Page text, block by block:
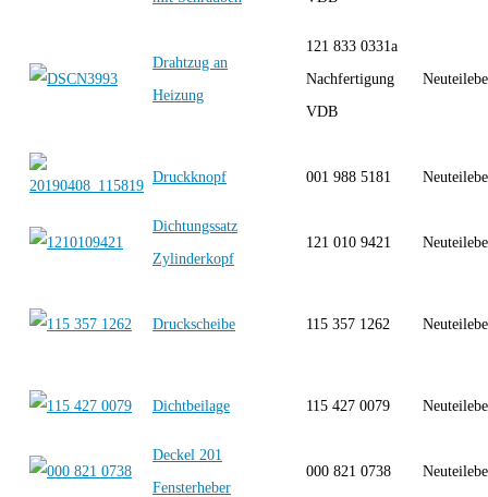
Drahtzug an
Heizung
121 833 0331a
Nachfertigung
VDB
Druckknopf 001 988 5181
Dichtungssatz
Zylinderkopf
121 010 9421
Druckscheibe 115 357 1262
Dichtbeilage 115 427 0079
Deckel 201
Fensterheber
000 821 0738